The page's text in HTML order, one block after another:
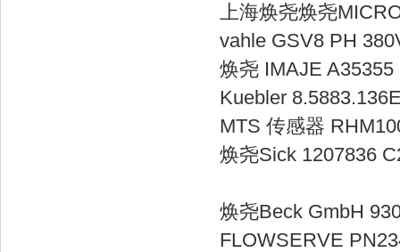
上海焕尧焕尧
vahle GSV8
焕尧
Kuebler
MTS 传感器
焕尧Sick
焕尧Beck